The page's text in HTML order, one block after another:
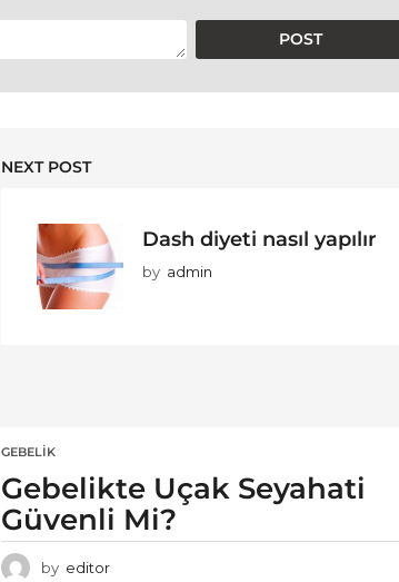
NEXT POST
Dash diyeti nasıl yapılır
by admin
GEBELIK
Gebelikte Uçak Seyahati
Güvenli Mi?
by editor